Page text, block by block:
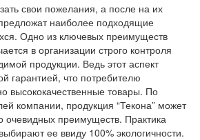
свои пожелания, а после на их
наиболее подходящие
Одно из ключевых преимуществ
в организации строго контроля
продукции. Ведь этот аспект
гарантией, что потребителю
высококачественные товары. По
компании, продукция “Текона” может
очевидных преимуществ. Практика
ее ввиду 100% экологичности.